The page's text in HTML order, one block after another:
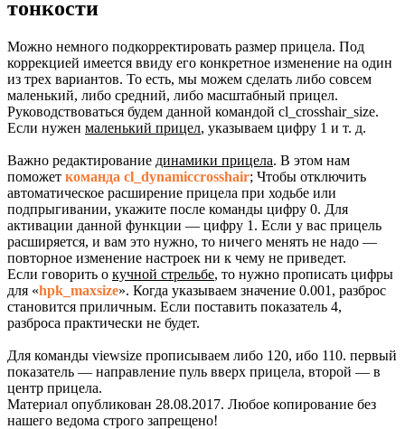
тонкости
Можно немного подкорректировать размер прицела. Под
коррекцией имеется ввиду его конкретное изменение на один
из трех вариантов. То есть, мы можем сделать либо совсем
маленький, либо средний, либо масштабный прицел.
Руководствоваться будем данной командой cl_crosshair_size.
Если нужен маленький прицел, указываем цифру 1 и т. д.
Важно редактирование динамики прицела. В этом нам
поможет команда cl_dynamiccrosshair; Чтобы отключить
автоматическое расширение прицела при ходьбе или
подпрыгивании, укажите после команды цифру 0. Для
активации данной функции — цифру 1. Если у вас прицель
расширяется, и вам это нужно, то ничего менять не надо —
повторное изменение настроек ни к чему не приведет.
Если говорить о кучной стрельбе, то нужно прописать цифры
для «hpk_maxsize». Когда указываем значение 0.001, разброс
становится приличным. Если поставить показатель 4,
разброса практически не будет.
Для команды viewsize прописываем либо 120, ибо 110. первый
показатель — направление пуль вверх прицела, второй — в
центр прицела.
Материал опубликован 28.08.2017. Любое копирование без
нашего ведома строго запрещено!